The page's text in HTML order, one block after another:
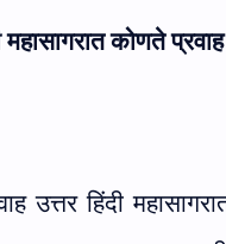
महासागरात कोणते
उत्तर हिंदी